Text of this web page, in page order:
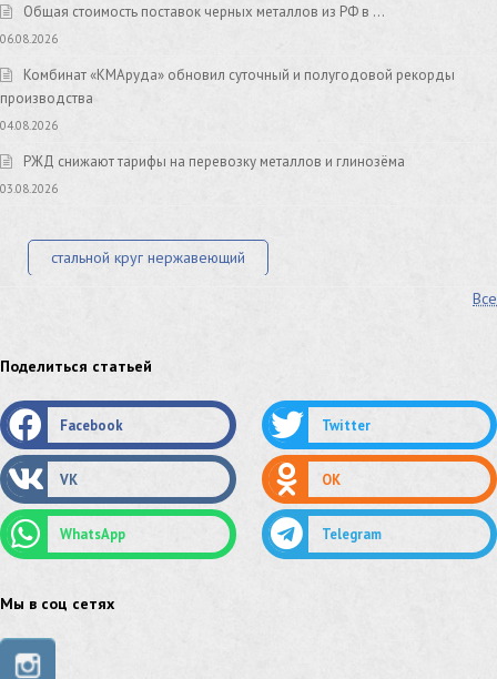
Общая стоимость поставок черных металлов из РФ в …
06.08.2026
Комбинат «КМАруда» обновил суточный и полугодовой рекорды
производства
04.08.2026
РЖД снижают тарифы на перевозку металлов и глинозёма
03.08.2026
стальной круг нержавеющий
труба оцинкованная труба нержавеющая
труба стальная сетка нержавеющая
сетка оцинкованная сетка стальная
сетка из нержавеющей стали
швеллер стальной
Все
Поделиться статьей
Facebook Twitter
VK OK
WhatsApp Telegram
Мы в соц сетях